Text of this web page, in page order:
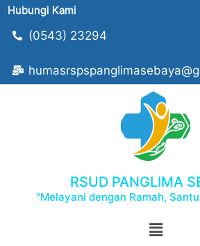
Hubungi Kami
(0543) 23294
RSUD PANGLIMA
"Melayani dengan Ramah,